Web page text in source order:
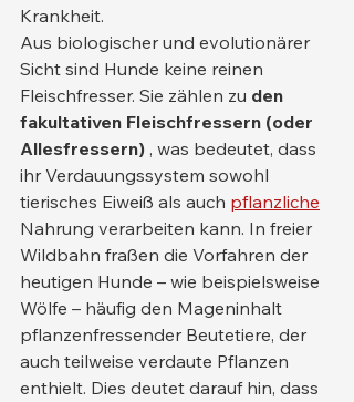
Krankheit.
Aus biologischer und evolutionärer
Sicht sind Hunde keine reinen
Fleischfresser. Sie zählen zu den
fakultativen Fleischfressern (oder
Allesfressern) , was bedeutet, dass
ihr Verdauungssystem sowohl
tierisches Eiweiß als auch pflanzliche
Nahrung verarbeiten kann. In freier
Wildbahn fraßen die Vorfahren der
heutigen Hunde – wie beispielsweise
Wölfe – häufig den Mageninhalt
pflanzenfressender Beutetiere, der
auch teilweise verdaute Pflanzen
enthielt. Dies deutet darauf hin, dass